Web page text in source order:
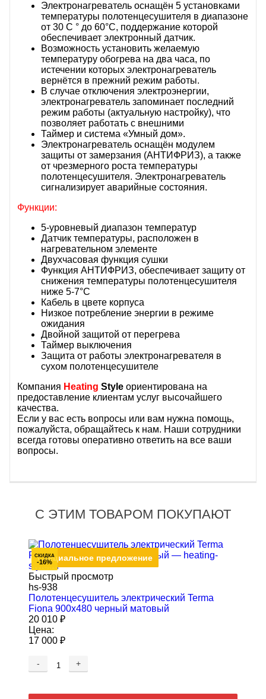
Электронагреватель оснащён 5 установками
температуры полотенцесушителя в диапазоне
от 30 C ° до 60°C, поддержание которой
обеспечивает электронный датчик.
Возможность установить желаемую
температуру обогрева на два часа, по
истечении которых электронагреватель
вернётся в прежний режим работы.
В случае отключения электроэнергии,
электронагреватель запоминает последний
режим работы (актуальную настройку), что
позволяет работать с внешними
Таймер и система «Умный дом».
Электронагреватель оснащён модулем
защиты от замерзания (АНТИФРИЗ), а также
от чрезмерного роста температуры
полотенцесушителя. Электронагреватель
сигнализирует аварийные состояния.
Функции:
5-уровневый диапазон температур
Датчик температуры, расположен в
нагревательном элементе
Двухчасовая функция сушки
Функция АНТИФРИЗ, обеспечивает защиту от
снижения температуры полотенцесушителя
ниже 5-7°C
Кабель в цвете корпуса
Низкое потребление энергии в режиме
ожидания
Двойной защитой от перегрева
Таймер выключения
Защита от работы электронагревателя в
сухом полотенцесушителе
Компания Heating Style ориентирована на
предоставление клиентам услуг высочайшего
качества.
Если у вас есть вопросы или вам нужна помощь,
пожалуйста, обращайтесь к нам. Наши сотрудники
всегда готовы оперативно ответить на все ваши
вопросы.
С ЭТИМ ТОВАРОМ ПОКУПАЮТ
Специальное предложение
СКИДКА
-15%
Быстрый просмотр
hs-938
Полотенцесушитель электрический Terma
Fiona 900x480 черный матовый
20 010 ₽
Цена:
17 000 ₽
- +
Специальное предложение
СКИДКА
-16%